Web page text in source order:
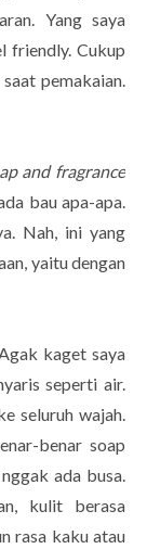
Yang saya
friendly. Cukup
pemakaian.
and fragrance
bau apa-apa.
Nah, ini yang
yaitu dengan
kaget saya
seperti air.
seluruh wajah.
benar soap
ada busa.
kulit berasa
rasa kaku atau